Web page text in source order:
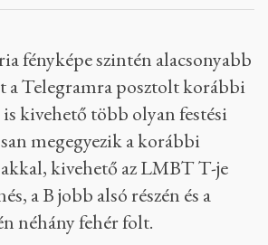
fényképe szintén alacsonyabb
a Telegramra posztolt korábbi
kivehető több olyan festési
megegyezik a korábbi
kivehető az LMBT T-je
a B jobb alsó részén és a
néhány fehér folt.